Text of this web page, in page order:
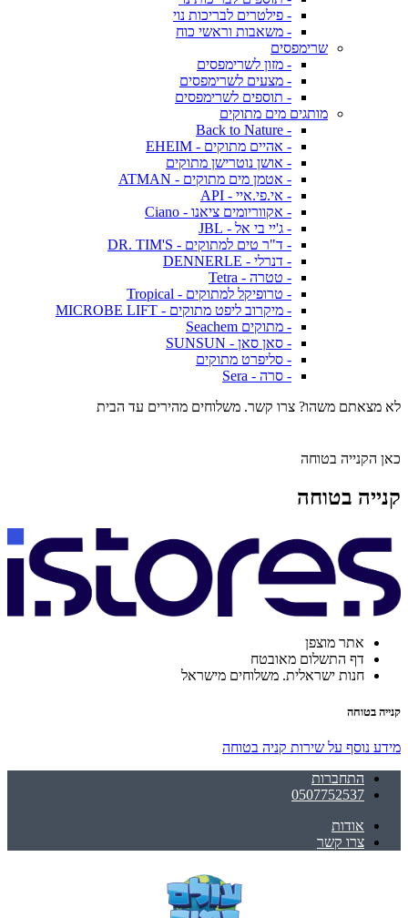
- פילטרים לבריכות נוי
- משאבות וראשי כוח
שרימפסים
- מזון לשרימפסים
- מצעים לשרימפסים
- תוספים לשרימפסים
מותגים מים מתוקים
- Back to Nature
- אהיים מתוקים - EHEIM
- אושן נוטרישן מתוקים
- אטמן מים מתוקים - ATMAN
- אי.פי.איי - API
- אקווריומים ציאנו - Ciano
- ג'יי בי אל - JBL
- ד"ר טים למתוקים - DR. TIM'S
- דנרלי - DENNERLE
- טטרה - Tetra
- טרופיקל למתוקים - Tropical
- מיקרוב ליפט מתוקים - MICROBE LIFT
- מתוקים Seachem
- סאן סאן - SUNSUN
- סליפרט מתוקים
- סרה - Sera
לא מצאתם משהו? צרו קשר. משלוחים מהירים עד הבית
כאן הקנייה בטוחה
קנייה בטוחה
אתר מוצפן
דף התשלום מאובטח
חנות ישראלית. משלוחים מישראל
קנייה בטוחה
מידע נוסף על שירות קניה בטוחה
התחברות
0507752537
אודות
צרו קשר